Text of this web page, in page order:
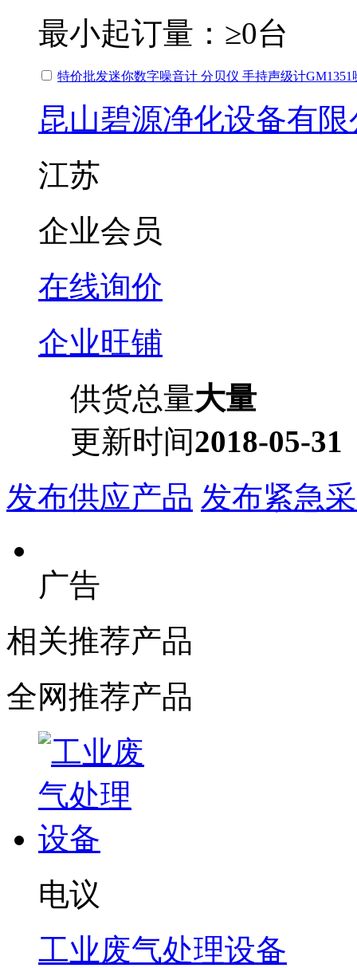
最小起订量： ≥0台
特价批发迷你数字噪音计 分贝仪 手持声级计GM1351
昆山碧源净化设备有
江苏
企业会员
在线询价
企业旺铺
供货总量大量
更新时间2018-05-31
发布供应产品 发布紧急
广告
相关推荐产品
全网推荐产品
电议
工业废气处理设备